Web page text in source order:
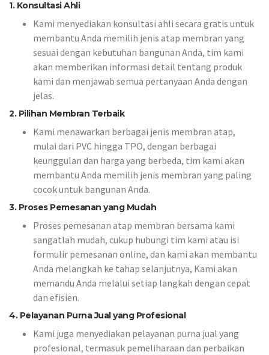
1. Konsultasi Ahli
Kami menyediakan konsultasi ahli secara gratis untuk
membantu Anda memilih jenis atap membran yang
sesuai dengan kebutuhan bangunan Anda, tim kami
akan memberikan informasi detail tentang produk
kami dan menjawab semua pertanyaan Anda dengan
jelas.
2. Pilihan Membran Terbaik
Kami menawarkan berbagai jenis membran atap,
mulai dari PVC hingga TPO, dengan berbagai
keunggulan dan harga yang berbeda, tim kami akan
membantu Anda memilih jenis membran yang paling
cocok untuk bangunan Anda.
3. Proses Pemesanan yang Mudah
Proses pemesanan atap membran bersama kami
sangatlah mudah, cukup hubungi tim kami atau isi
formulir pemesanan online, dan kami akan membantu
Anda melangkah ke tahap selanjutnya, Kami akan
memandu Anda melalui setiap langkah dengan cepat
dan efisien.
4. Pelayanan Purna Jual yang Profesional
Kami juga menyediakan pelayanan purna jual yang
profesional, termasuk pemeliharaan dan perbaikan